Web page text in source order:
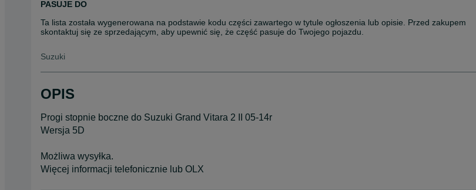
PASUJE DO
Ta lista została wygenerowana na podstawie kodu części zawartego w tytule ogłoszenia lub opisie. Przed zakupem
skontaktuj się ze sprzedającym, aby upewnić się, że część pasuje do Twojego pojazdu.
Suzuki
OPIS
Progi stopnie boczne do Suzuki Grand Vitara 2 II 05-14r
Wersja 5D
Możliwa wysyłka.
Więcej informacji telefonicznie lub OLX